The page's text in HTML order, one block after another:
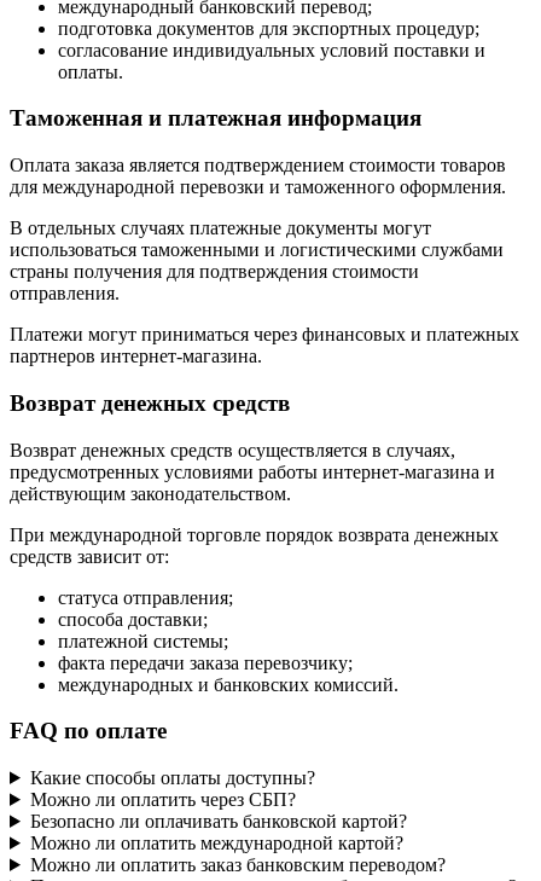
международный банковский перевод;
подготовка документов для экспортных процедур;
согласование индивидуальных условий поставки и
оплаты.
Таможенная и платежная информация
Оплата заказа является подтверждением стоимости товаров
для международной перевозки и таможенного оформления.
В отдельных случаях платежные документы могут
использоваться таможенными и логистическими службами
страны получения для подтверждения стоимости
отправления.
Платежи могут приниматься через финансовых и платежных
партнеров интернет-магазина.
Возврат денежных средств
Возврат денежных средств осуществляется в случаях,
предусмотренных условиями работы интернет-магазина и
действующим законодательством.
При международной торговле порядок возврата денежных
средств зависит от:
статуса отправления;
способа доставки;
платежной системы;
факта передачи заказа перевозчику;
международных и банковских комиссий.
FAQ по оплате
Какие способы оплаты доступны?
Можно ли оплатить через СБП?
Безопасно ли оплачивать банковской картой?
Можно ли оплатить международной картой?
Можно ли оплатить заказ банковским переводом?